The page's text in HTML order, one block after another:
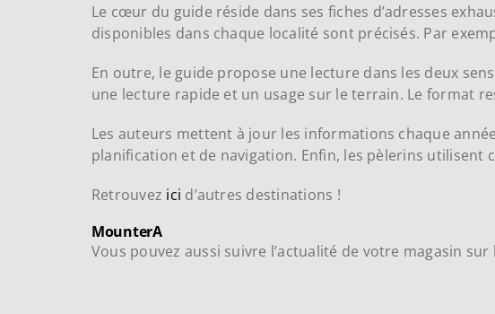
Le cœur du guide réside dans ses fiches d’adresses
disponibles dans chaque localité sont précisés. Par
En outre, le guide propose une lecture dans les deux
une lecture rapide et un usage sur le terrain. Le format
Les auteurs mettent à jour les informations chaque
planification et de navigation. Enfin, les pèlerins utilisent
Retrouvez ici d’autres destinations !
MounterA
Vous pouvez aussi suivre l’actualité de votre magasin sur